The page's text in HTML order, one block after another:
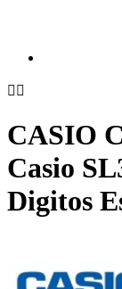
 
CASIO
Casio
Digitos